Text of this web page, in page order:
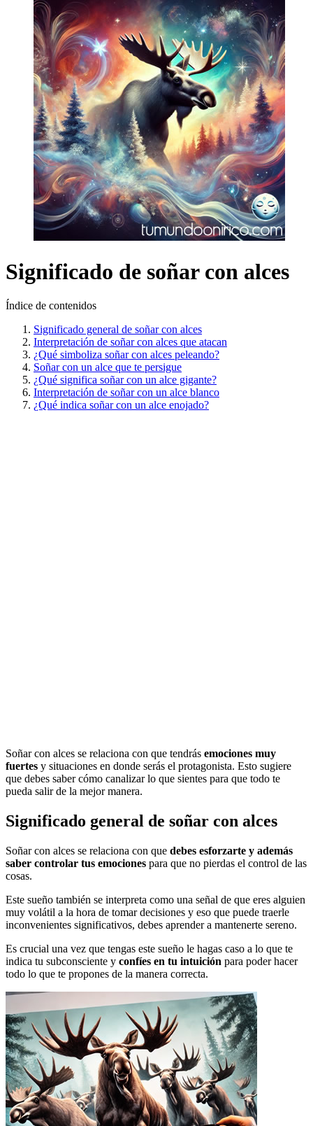
Significado de soñar con alces
Índice de contenidos
Significado general de soñar con alces
Interpretación de soñar con alces que atacan
¿Qué simboliza soñar con alces peleando?
Soñar con un alce que te persigue
¿Qué significa soñar con un alce gigante?
Interpretación de soñar con un alce blanco
¿Qué indica soñar con un alce enojado?
Soñar con alces se relaciona con que tendrás emociones muy
fuertes y situaciones en donde serás el protagonista. Esto sugiere
que debes saber cómo canalizar lo que sientes para que todo te
pueda salir de la mejor manera.
Significado general de soñar con alces
Soñar con alces se relaciona con que debes esforzarte y además
saber controlar tus emociones para que no pierdas el control de las
cosas.
Este sueño también se interpreta como una señal de que eres alguien
muy volátil a la hora de tomar decisiones y eso que puede traerle
inconvenientes significativos, debes aprender a mantenerte sereno.
Es crucial una vez que tengas este sueño le hagas caso a lo que te
indica tu subconsciente y confíes en tu intuición para poder hacer
todo lo que te propones de la manera correcta.